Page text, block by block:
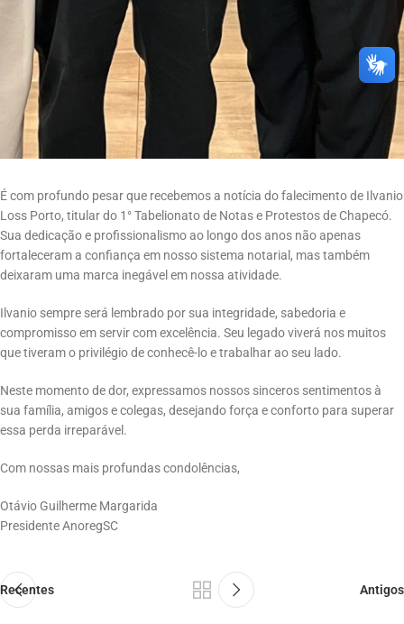
É com profundo pesar que recebemos a notícia do falecimento de Ilvanio
Loss Porto, titular do 1° Tabelionato de Notas e Protestos de Chapecó.
Sua dedicação e profissionalismo ao longo dos anos não apenas
fortaleceram a confiança em nosso sistema notarial, mas também
deixaram uma marca inegável em nossa atividade.
Ilvanio sempre será lembrado por sua integridade, sabedoria e
compromisso em servir com excelência. Seu legado viverá nos muitos
que tiveram o privilégio de conhecê-lo e trabalhar ao seu lado.
Neste momento de dor, expressamos nossos sinceros sentimentos à
sua família, amigos e colegas, desejando força e conforto para superar
essa perda irreparável.
Com nossas mais profundas condolências,
Otávio Guilherme Margarida
Presidente AnoregSC
Recentes Antigos